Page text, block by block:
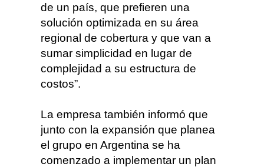
de un país, que prefieren una
solución optimizada en su área
regional de cobertura y que van a
sumar simplicidad en lugar de
complejidad a su estructura de
costos”.
La empresa también informó que
junto con la expansión que planea
el grupo en Argentina se ha
comenzado a implementar un plan